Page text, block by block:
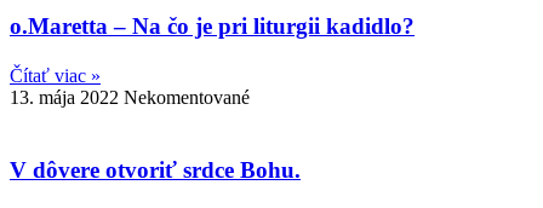
o.Maretta – Na čo je pri liturgii kadidlo?
Čítať viac »
13. mája 2022 Nekomentované
V dôvere otvoriť srdce Bohu.